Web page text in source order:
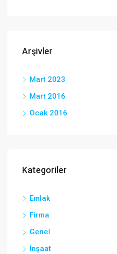
Arşivler
Mart 2023
Mart 2016
Ocak 2016
Kategoriler
Emlak
Firma
Genel
İnşaat